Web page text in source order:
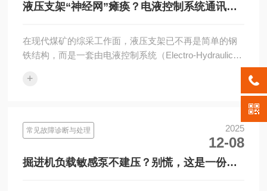
液压支架“神经网”瘫痪？电液控制系统通讯故
在现代煤矿的综采工作面，液压支架已不再是简单的钢
铁结构，而是一套由电液控制系统（Electro-Hydraulic
络如同工作面的···
+
常见故障诊断与处理 2025
12-08
掘进机负载敏感泵不建压？别慌，这是一份从